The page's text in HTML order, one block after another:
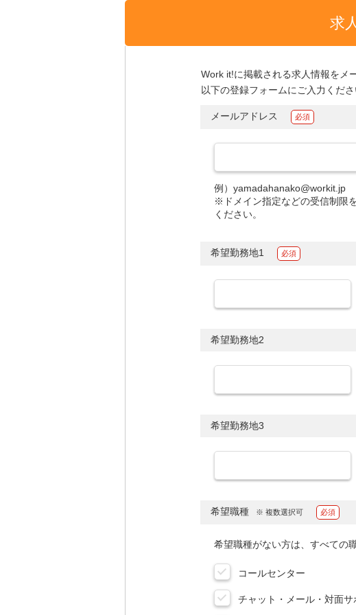
求
Work it!に掲載される求人情報をメ
以下の登録フォームにご入力くださ
メールアドレス
例）yamadahanako@workit.jp
※ドメイン指定などの受信制限
ください。
希望勤務地1
希望勤務地2
希望勤務地3
希望職種
コールセンター
チャット・メール・対面サ